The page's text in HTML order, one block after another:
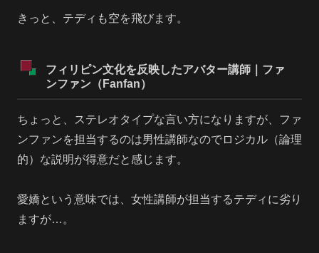
きっと、テディも空を飛びます。
フィリピン文化を反映したアバター講師｜ファ
ンファン（Fanfan）
ちょっと、ステレオタイプな言い方になりますが、ファ
ンファンを担当するのは男性講師なのでロジカル（論理
的）な説明が得意だと感じます。
愛嬌という意味では、女性講師が担当するテディに劣り
ますが…。